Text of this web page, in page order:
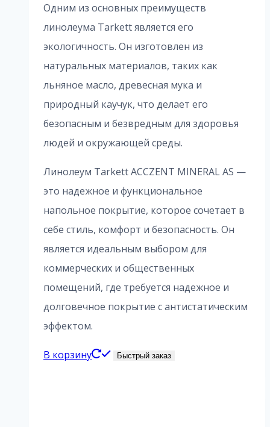
Одним из основных преимуществ
линолеума Tarkett является его
экологичность. Он изготовлен из
натуральных материалов, таких как
льняное масло, древесная мука и
природный каучук, что делает его
безопасным и безвредным для здоровья
людей и окружающей среды.
Линолеум Tarkett ACCZENT MINERAL AS —
это надежное и функциональное
напольное покрытие, которое сочетает в
себе стиль, комфорт и безопасность. Он
является идеальным выбором для
коммерческих и общественных
помещений, где требуется надежное и
долговечное покрытие с антистатическим
эффектом.
В корзину Быстрый заказ